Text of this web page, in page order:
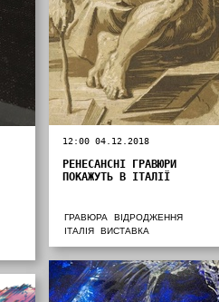
12:00 04.12.2018
РЕНЕСАНСНІ ГРАВЮРИ
ПОКАЖУТЬ В ІТАЛІЇ
ГРАВЮРА
ВІДРОДЖЕННЯ
ІТАЛІЯ
ВИСТАВКА